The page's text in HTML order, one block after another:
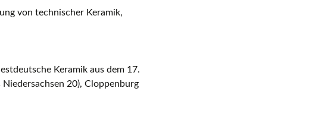
von technischer Keramik,
Keramik aus dem 17.
20), Cloppenburg